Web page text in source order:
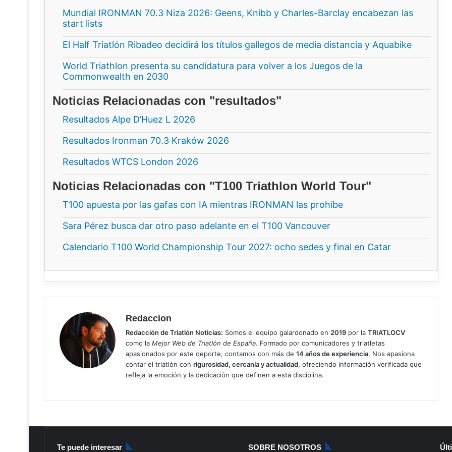
Mundial IRONMAN 70.3 Niza 2026: Geens, Knibb y Charles-Barclay encabezan las
start lists
El Half Triatlón Ribadeo decidirá los títulos gallegos de media distancia y Aquabike
World Triathlon presenta su candidatura para volver a los Juegos de la
Commonwealth en 2030
Noticias Relacionadas con "resultados"
Resultados Alpe D’Huez L 2026
Resultados Ironman 70.3 Kraków 2026
Resultados WTCS London 2026
Noticias Relacionadas con "T100 Triathlon World Tour"
T100 apuesta por las gafas con IA mientras IRONMAN las prohíbe
Sara Pérez busca dar otro paso adelante en el T100 Vancouver
Calendario T100 World Championship Tour 2027: ocho sedes y final en Catar
Redaccion
Redacción de Triatlón Noticias: Somos el equipo galardonado en 2019 por la TRIATLOCV
como la Mejor Web de Triatlón de España. Formado por comunicadores y triatletas
apasionados por este deporte, contamos con más de 14 años de experiencia. Nos apasiona
contar el triatlón con rigurosidad, cercanía y actualidad, ofreciendo información verificada que
refleja la emoción y la dedicación que definen a esta disciplina.
Te puede interesar SOBRE NOSOTROS